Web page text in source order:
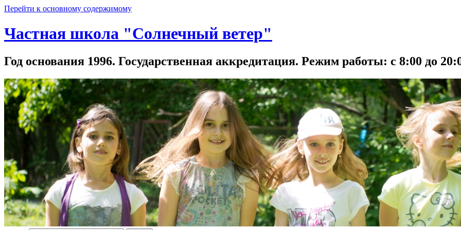
Перейти к основному содержимому
Частная школа "Солнечный ветер"
Год основания 1996. Государственная аккредитация. Режим работы: с 8:00 до